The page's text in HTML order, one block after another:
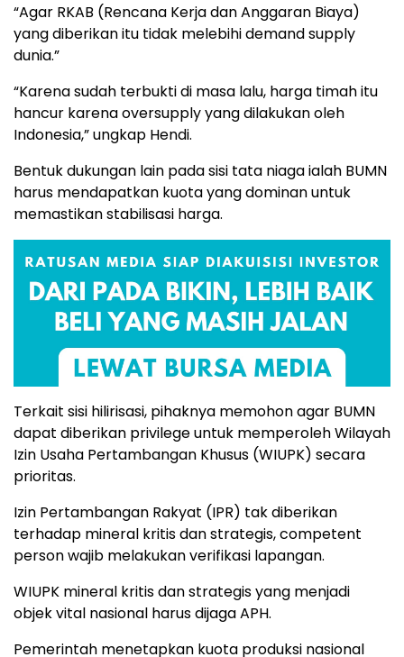
“Agar RKAB (Rencana Kerja dan Anggaran Biaya)
yang diberikan itu tidak melebihi demand supply
dunia.”
“Karena sudah terbukti di masa lalu, harga timah itu
hancur karena oversupply yang dilakukan oleh
Indonesia,” ungkap Hendi.
Bentuk dukungan lain pada sisi tata niaga ialah BUMN
harus mendapatkan kuota yang dominan untuk
memastikan stabilisasi harga.
Terkait sisi hilirisasi, pihaknya memohon agar BUMN
dapat diberikan privilege untuk memperoleh Wilayah
Izin Usaha Pertambangan Khusus (WIUPK) secara
prioritas.
Izin Pertambangan Rakyat (IPR) tak diberikan
terhadap mineral kritis dan strategis, competent
person wajib melakukan verifikasi lapangan.
WIUPK mineral kritis dan strategis yang menjadi
objek vital nasional harus dijaga APH.
Pemerintah menetapkan kuota produksi nasional